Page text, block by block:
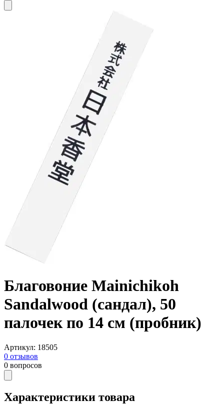
Благовоние Mainichikoh
Sandalwood (сандал), 50
палочек по 14 см (пробник)
Артикул: 18505
0 отзывов
0 вопросов
Характеристики товара